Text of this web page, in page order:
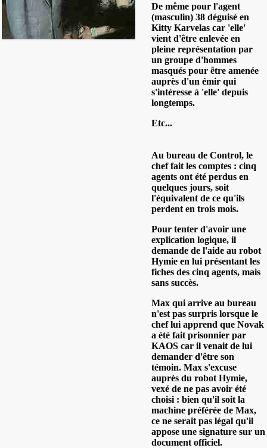
De même pour l'agent
(masculin) 38 déguisé en
Kitty Karvelas car 'elle'
vient d'être enlevée en
pleine représentation par
un groupe d'hommes
masqués pour être amenée
auprès d'un émir qui
s'intéresse à 'elle' depuis
longtemps.
Etc...
Au bureau de Control, le
chef fait les comptes : cinq
agents ont été perdus en
quelques jours, soit
l'équivalent de ce qu'ils
perdent en trois mois.
Pour tenter d'avoir une
explication logique, il
demande de l'aide au robot
Hymie en lui présentant les
fiches des cinq agents, mais
sans succès.
Max qui arrive au bureau
n'est pas surpris lorsque le
chef lui apprend que Novak
a été fait prisonnier par
KAOS car il venait de lui
demander d'être son
témoin. Max s'excuse
auprès du robot Hymie,
vexé de ne pas avoir été
choisi : bien qu'il soit la
machine préférée de Max,
ce ne serait pas légal qu'il
appose une signature sur un
document officiel.